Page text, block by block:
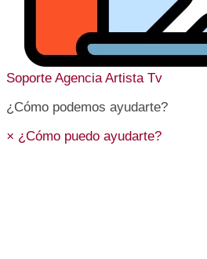
Soporte Agencia Artista Tv
¿Cómo podemos ayudarte?
× ¿Cómo puedo ayudarte?